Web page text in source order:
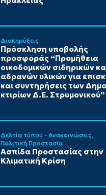
Διακηρύξεις
Πρόσκληση υποβολής
προσφοράς “Προμήθεια
οικοδομικών σιδηρικών
αδρανών υλικών για
και συντηρήσεις των
κτιρίων Δ.Ε. Στρυμονικού”
Δελτία τύπου - Ανακοινώσεις
Πολιτική Προστασία
Ασπίδα Προστασίας στην
Κλιματική Κρίση